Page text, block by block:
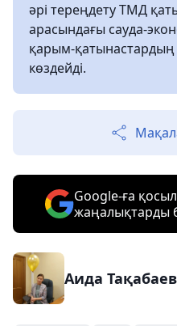
әрі тереңдету ТМД
арасындағы сауда-
қарым-қатынастардың
көздейді.
Google-ға
жаңалықтарды
Аида